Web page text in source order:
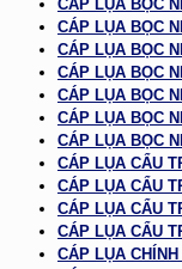
CÁP LỤA BỌC
CÁP LỤA BỌC
CÁP LỤA BỌC
CÁP LỤA BỌC
CÁP LỤA BỌC
CÁP LỤA BỌC
CÁP LỤA BỌC
CÁP LỤA CẨU
CÁP LỤA CẨU
CÁP LỤA CẨU
CÁP LỤA CẨU
CÁP LỤA CHÍNH